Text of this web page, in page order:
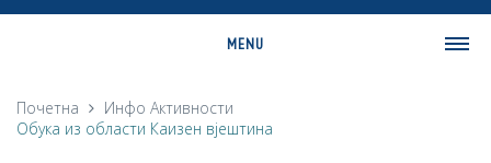
MENU
О ОПШТИНИ
Почетна Инфо Активности
Обука из области Каизен вјештина